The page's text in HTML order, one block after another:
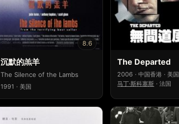
8.6
沉默的羔羊
The Silence of the Lambs
1991 · 美国
The Departed
2006 · 中国香港 · 美国
马丁·斯科塞斯 ·法国